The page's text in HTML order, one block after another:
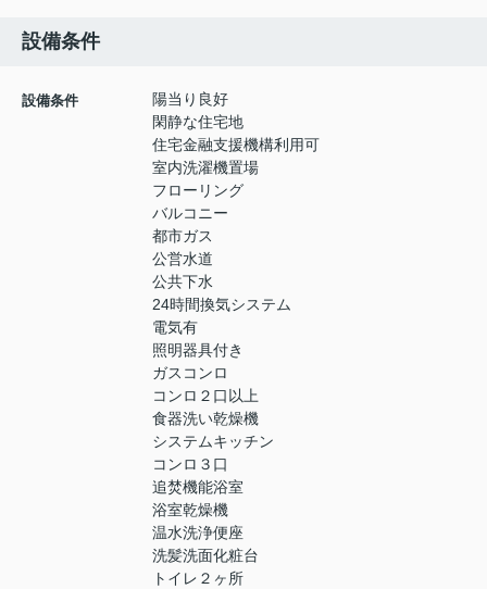
設備条件
設備条件
陽当り良好
閑静な住宅地
住宅金融支援機構利用可
室内洗濯機置場
フローリング
バルコニー
都市ガス
公営水道
公共下水
24時間換気システム
電気有
照明器具付き
ガスコンロ
コンロ２口以上
食器洗い乾燥機
システムキッチン
コンロ３口
追焚機能浴室
浴室乾燥機
温水洗浄便座
洗髪洗面化粧台
トイレ２ヶ所